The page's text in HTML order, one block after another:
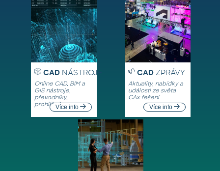
CADNÁSTROJE
Online CAD, BIM a
GIS nástroje,
převodníky,
prohlížečeVíce info
CADZPRÁVY
Aktuality, nabídky a
události ze světa
CAx řešení
Více info